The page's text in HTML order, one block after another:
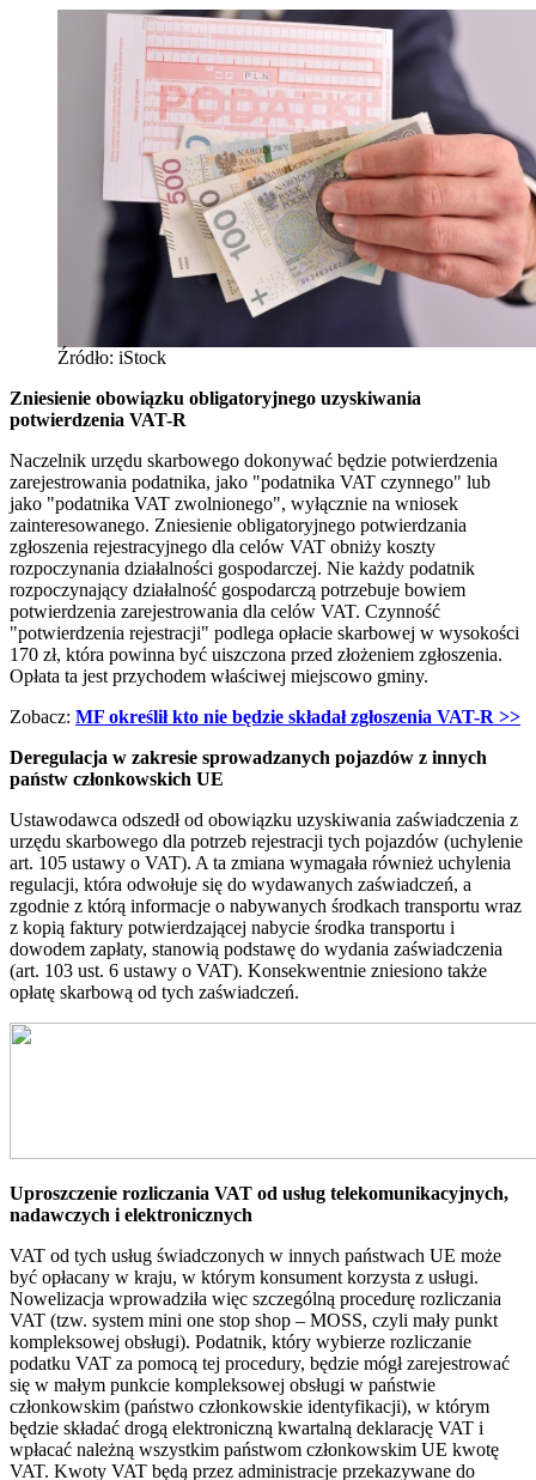
Źródło: iStock
Zniesienie obowiązku obligatoryjnego uzyskiwania
potwierdzenia VAT-R
Naczelnik urzędu skarbowego dokonywać będzie potwierdzenia
zarejestrowania podatnika, jako "podatnika VAT czynnego" lub
jako "podatnika VAT zwolnionego", wyłącznie na wniosek
zainteresowanego. Zniesienie obligatoryjnego potwierdzania
zgłoszenia rejestracyjnego dla celów VAT obniży koszty
rozpoczynania działalności gospodarczej. Nie każdy podatnik
rozpoczynający działalność gospodarczą potrzebuje bowiem
potwierdzenia zarejestrowania dla celów VAT. Czynność
"potwierdzenia rejestracji" podlega opłacie skarbowej w wysokości
170 zł, która powinna być uiszczona przed złożeniem zgłoszenia.
Opłata ta jest przychodem właściwej miejscowo gminy.
Zobacz: MF określił kto nie będzie składał zgłoszenia VAT-R >>
Deregulacja w zakresie sprowadzanych pojazdów z innych
państw członkowskich UE
Ustawodawca odszedł od obowiązku uzyskiwania zaświadczenia z
urzędu skarbowego dla potrzeb rejestracji tych pojazdów (uchylenie
art. 105 ustawy o VAT). A ta zmiana wymagała również uchylenia
regulacji, która odwołuje się do wydawanych zaświadczeń, a
zgodnie z którą informacje o nabywanych środkach transportu wraz
z kopią faktury potwierdzającej nabycie środka transportu i
dowodem zapłaty, stanowią podstawę do wydania zaświadczenia
(art. 103 ust. 6 ustawy o VAT). Konsekwentnie zniesiono także
opłatę skarbową od tych zaświadczeń.
Uproszczenie rozliczania VAT od usług telekomunikacyjnych,
nadawczych i elektronicznych
VAT od tych usług świadczonych w innych państwach UE może
być opłacany w kraju, w którym konsument korzysta z usługi.
Nowelizacja wprowadziła więc szczególną procedurę rozliczania
VAT (tzw. system mini one stop shop – MOSS, czyli mały punkt
kompleksowej obsługi). Podatnik, który wybierze rozliczanie
podatku VAT za pomocą tej procedury, będzie mógł zarejestrować
się w małym punkcie kompleksowej obsługi w państwie
członkowskim (państwo członkowskie identyfikacji), w którym
będzie składać drogą elektroniczną kwartalną deklarację VAT i
wpłacać należną wszystkim państwom członkowskim UE kwotę
VAT. Kwoty VAT będą przez administracje przekazywane do